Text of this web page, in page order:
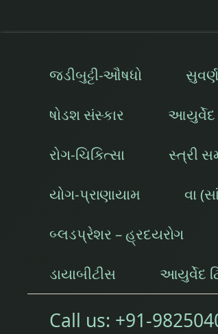
જડીબુટ્ટી-ઔષધો
ષોડશ સંસ્કાર આયુર્વેદ
રોગ-ચિકિત્સા સ્ત્રી
યોગ-પ્રાણાયામ વા
બ્લડપ્રેશર – હ્રદયરોગ
ડાયાબીટીસ આયુર્વેદ
Call us: +91-